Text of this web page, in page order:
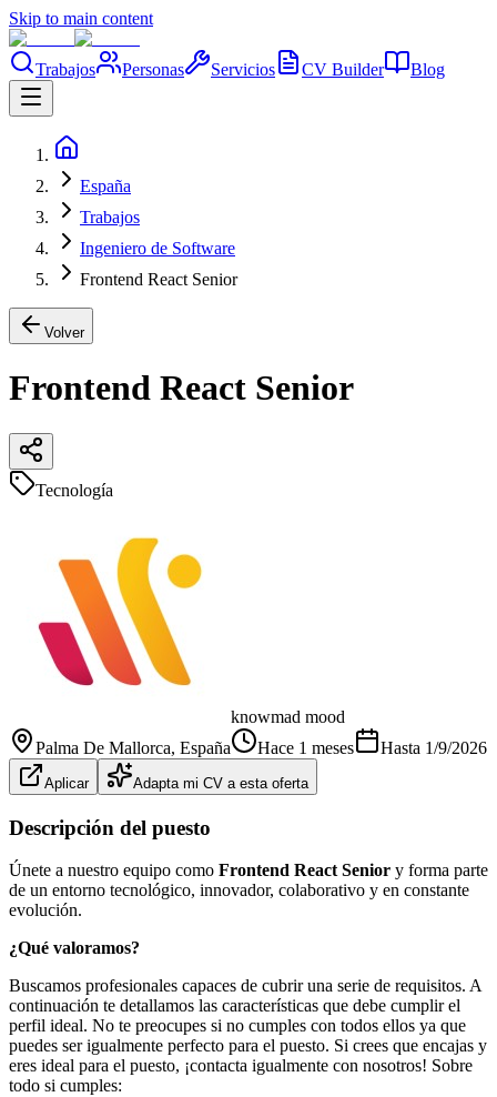
Skip to main content
Trabajos Personas Servicios CV Builder Blog
España
Trabajos
Ingeniero de Software
Frontend React Senior
Volver
Frontend React Senior
Tecnología
knowmad mood
Palma De Mallorca, España Hace 1 meses Hasta 1/9/2026
Aplicar Adapta mi CV a esta oferta
Descripción del puesto
Únete a nuestro equipo como Frontend React Senior y forma parte
de un entorno tecnológico, innovador, colaborativo y en constante
evolución.
¿Qué valoramos?
Buscamos profesionales capaces de cubrir una serie de requisitos. A
continuación te detallamos las características que debe cumplir el
perfil ideal. No te preocupes si no cumples con todos ellos ya que
puedes ser igualmente perfecto para el puesto. Si crees que encajas y
eres ideal para el puesto, ¡contacta igualmente con nosotros! Sobre
todo si cumples: